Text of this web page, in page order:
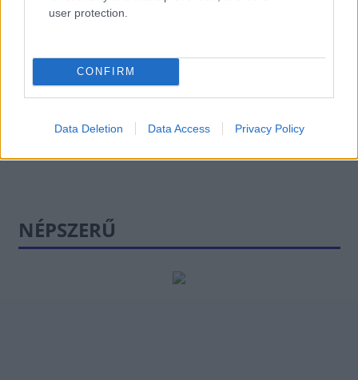
user protection.
CONFIRM
Data Deletion Data Access Privacy Policy
NÉPSZERŰ